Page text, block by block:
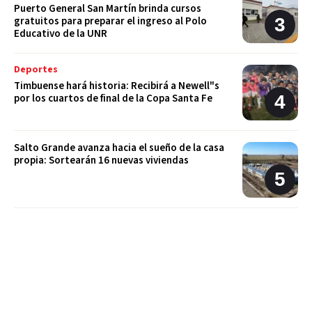
Puerto General San Martín brinda cursos
gratuitos para preparar el ingreso al Polo
Educativo de la UNR
Deportes
Timbuense hará historia: Recibirá a Newell"s
por los cuartos de final de la Copa Santa Fe
Salto Grande avanza hacia el sueño de la casa
propia: Sortearán 16 nuevas viviendas